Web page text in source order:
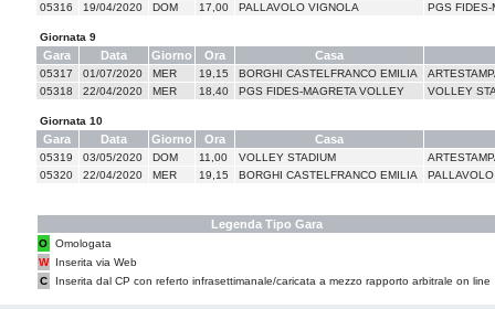
05316
19/04/2020 DOM 17,00 PALLAVOLO VIGNOLA PGS FIDES-
Giornata 9
Gara Data Giorno Ora Casa
05317 01/07/2020 MER 19,15 BORGHI CASTELFRANCO EMILIA
05318
22/04/2020 MER 18,40 PGS FIDES-MAGRETA VOLLEY VOLLEY
Giornata 10
Gara Data Giorno Ora Casa
05319 03/05/2020 DOM 11,00 VOLLEY STADIUM
05320
22/04/2020 MER 19,15 BORGHI CASTELFRANCO EMILIA
Legenda Tipo Gara
O
Omologata
W
Inserita via Web
C
Inserita dal CP con referto infrasettimanale/caricata a mezzo rapporto arbitrale on line